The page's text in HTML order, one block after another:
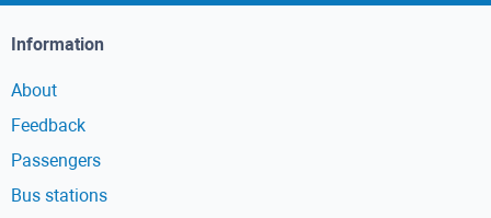
Information
About
Feedback
Passengers
Bus stations